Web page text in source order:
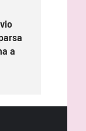
a